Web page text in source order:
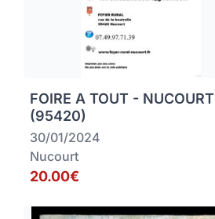
FOIRE A TOUT - NUCOURT
(95420)
30/01/2024
Nucourt
20.00€